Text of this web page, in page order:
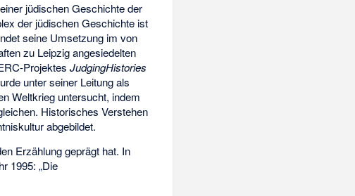
jüdischen Geschichte der
der jüdischen Geschichte ist
seine Umsetzung im von
zu Leipzig angesiedelten
ProjektesJudgingHistories
unter seiner Leitung als
Weltkrieg untersucht, indem
Historisches Verstehen
abgebildet.
Erzählung geprägt hat. In
1995: „Die